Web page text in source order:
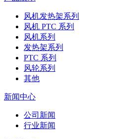
风机发热架系列
风机 PTC 系列
风机系列
发热架系列
PTC 系列
风轮系列
其他
新闻中心
公司新闻
行业新闻